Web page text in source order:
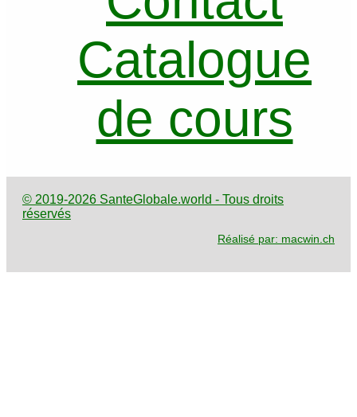
Catalogue
de cours
© 2019-2026 SanteGlobale.world - Tous droits
réservés
Réalisé par: macwin.ch